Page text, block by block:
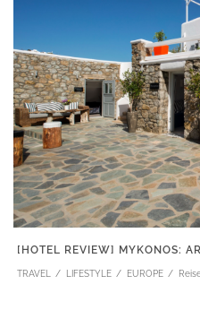
[HOTEL REVIEW] MYKONOS:
TRAVEL LIFESTYLE EUROPE